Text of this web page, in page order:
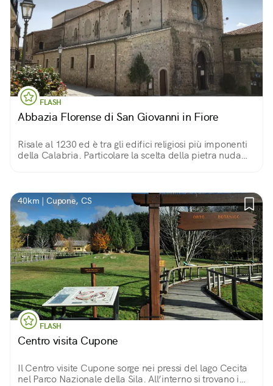
FLASH
Abbazia Florense di San Giovanni in Fiore
Risale al 1230 ed è tra gli edifici religiosi più imponenti
della Calabria. Particolare la scelta della pietra nuda
40km | Cupone, CS
FLASH
Centro visita Cupone
Il Centro visite Cupone sorge nei pressi del lago Cecita
nel Parco Nazionale della Sila. All’interno si trovano i